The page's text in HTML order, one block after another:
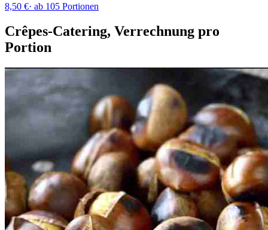
8,50 €· ab 105 Portionen
Crêpes-Catering, Verrechnung pro
Portion